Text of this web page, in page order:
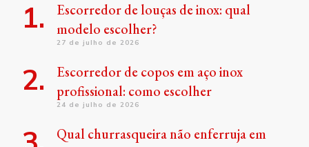
Escorredor de louças de inox: qual
modelo escolher?
27 de julho de 2026
Escorredor de copos em aço inox
profissional: como escolher
24 de julho de 2026
Qual churrasqueira não enferruja em